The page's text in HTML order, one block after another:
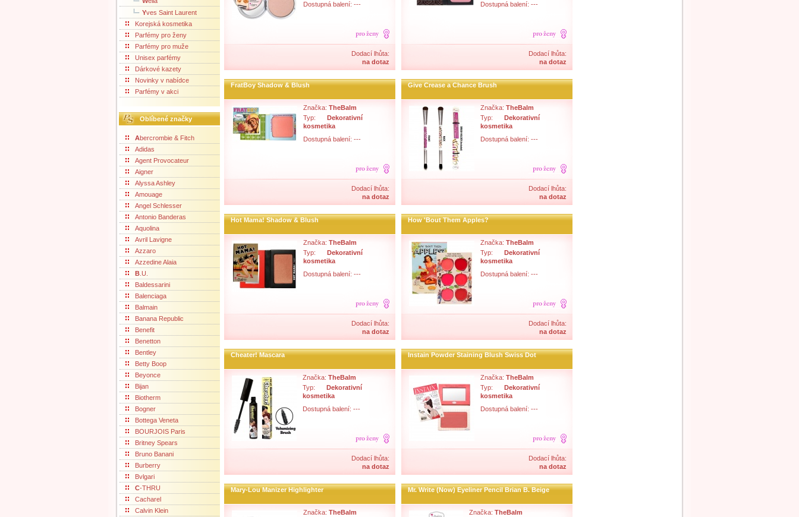
Yves Saint Laurent
Korejská kosmetika
Parfémy pro ženy
Parfémy pro muže
Unisex parfémy
Dárkové kazety
Novinky v nabídce
Parfémy v akci
Oblíbené značky
Abercrombie & Fitch
Adidas
Agent Provocateur
Aigner
Alyssa Ashley
Amouage
Angel Schlesser
Antonio Banderas
Aquolina
Avril Lavigne
Azzaro
Azzedine Alaia
B .U.
Baldessarini
Balenciaga
Balmain
Banana Republic
Benefit
Benetton
Bentley
Betty Boop
Beyonce
Bijan
Biotherm
Bogner
Bottega Veneta
BOURJOIS Paris
Britney Spears
Bruno Banani
Burberry
Bvlgari
C-THRU
Cacharel
Calvin Klein
Dostupná balení: ---
Dodací lhůta:
na dotaz
Dostupná balení: ---
Dodací lhůta:
na dotaz
FratBoy Shadow & Blush
Značka: TheBalm
Typ:
Dekorativní
kosmetika
Dostupná balení: ---
Dodací lhůta:
na dotaz
Give Crease a Chance Brush
Značka: TheBalm
Typ:
Dekorativní
kosmetika
Dostupná balení: ---
Dodací lhůta:
na dotaz
Hot Mama! Shadow & Blush
Značka: TheBalm
Typ:
Dekorativní
kosmetika
Dostupná balení: ---
Dodací lhůta:
na dotaz
How 'Bout Them Apples?
Značka: TheBalm
Typ:
Dekorativní
kosmetika
Dostupná balení: ---
Dodací lhůta:
na dotaz
Cheater! Mascara
Značka: TheBalm
Typ:
Dekorativní
kosmetika
Dostupná balení: ---
Dodací lhůta:
na dotaz
Instain Powder Staining Blush Swiss Dot
Značka: TheBalm
Typ:
Dekorativní
kosmetika
Dostupná balení: ---
Dodací lhůta:
na dotaz
Mary-Lou Manizer Highlighter
Značka: TheBalm
Mr. Write (Now) Eyeliner Pencil Brian B. Beige
Značka: TheBalm